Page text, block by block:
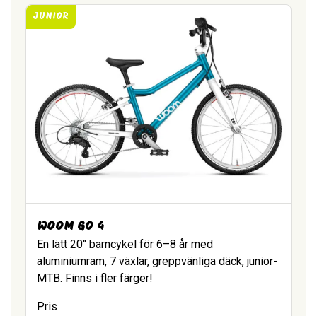
JUNIOR
WOOM GO 4
En lätt 20″ barncykel för 6–8 år med
aluminiumram, 7 växlar, greppvänliga däck, junior-
MTB. Finns i fler färger!
Pris